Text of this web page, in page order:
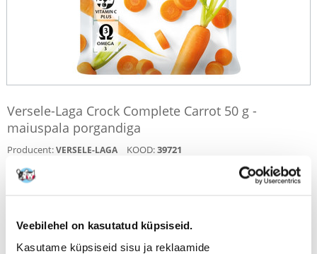
Veebilehel on kasutatud küpsiseid.
Kasutame küpsiseid sisu ja reklaamide
Versele-Laga Crock Complete Carrot 50 g -
maiuspala porgandiga
Producent:VERSELE-LAGA KOOD:39721